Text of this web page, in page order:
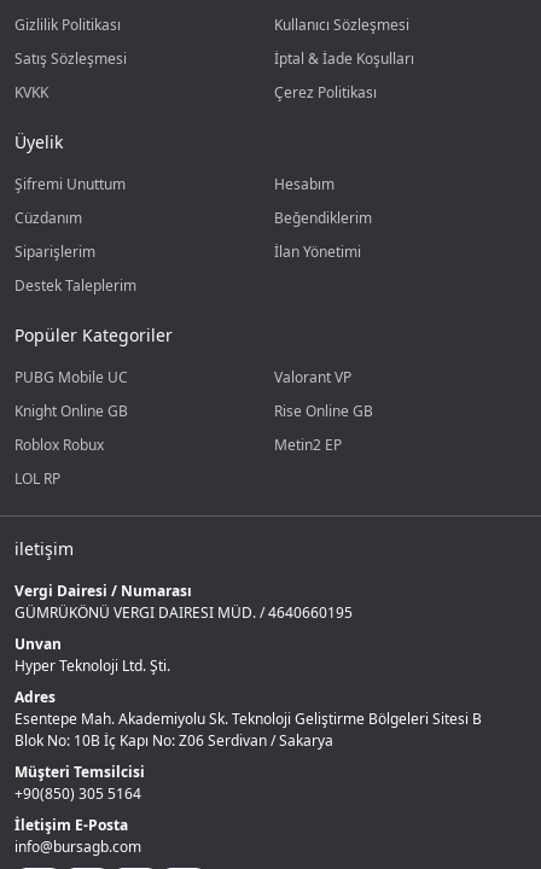
Gizlilik Politikası
Kullanıcı Sözleşmesi
Satış Sözleşmesi
İptal & İade Koşulları
KVKK
Çerez Politikası
Üyelik
Şifremi Unuttum
Hesabım
Cüzdanım
Beğendiklerim
Siparişlerim
İlan Yönetimi
Destek Taleplerim
Popüler Kategoriler
PUBG Mobile UC
Valorant VP
Knight Online GB
Rise Online GB
Roblox Robux
Metin2 EP
LOL RP
iletişim
Vergi Dairesi / Numarası
GÜMRÜKÖNÜ VERGI DAIRESI MÜD. / 4640660195
Unvan
Hyper Teknoloji Ltd. Şti.
Adres
Esentepe Mah. Akademiyolu Sk. Teknoloji Geliştirme Bölgeleri Sitesi B
Blok No: 10B İç Kapı No: Z06 Serdivan / Sakarya
Müşteri Temsilcisi
+90(850) 305 5164
İletişim E-Posta
info@bursagb.com